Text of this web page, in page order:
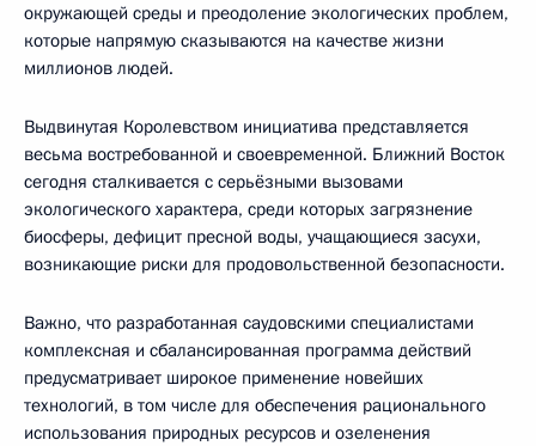
окружающей среды и преодоление экологических проблем,
которые напрямую сказываются на качестве жизни
миллионов людей.
Выдвинутая Королевством инициатива представляется
весьма востребованной и своевременной. Ближний Восток
сегодня сталкивается с серьёзными вызовами
экологического характера, среди которых загрязнение
биосферы, дефицит пресной воды, учащающиеся засухи,
возникающие риски для продовольственной безопасности.
Важно, что разработанная саудовскими специалистами
комплексная и сбалансированная программа действий
предусматривает широкое применение новейших
технологий, в том числе для обеспечения рационального
использования природных ресурсов и озеленения